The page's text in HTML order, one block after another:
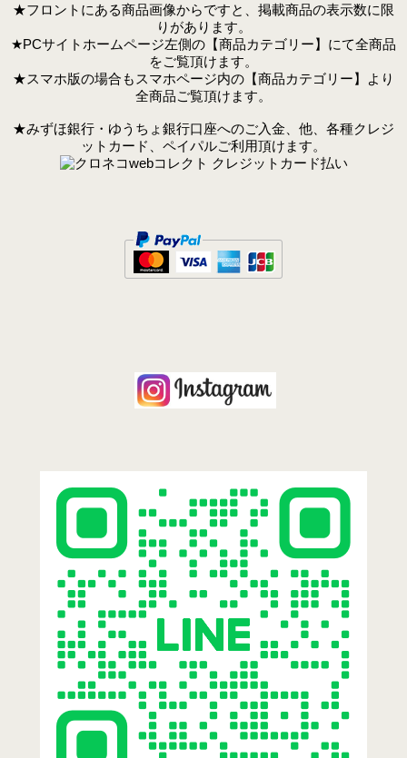
★フロントにある商品画像からですと、掲載商品の表示数に限
りがあります。
★PCサイトホームページ左側の【商品カテゴリー】にて全商品
をご覧頂けます。
★スマホ版の場合もスマホページ内の【商品カテゴリー】より
全商品ご覧頂けます。
★みずほ銀行・ゆうちょ銀行口座へのご入金、他、各種クレジ
ットカード、ペイパルご利用頂けます。